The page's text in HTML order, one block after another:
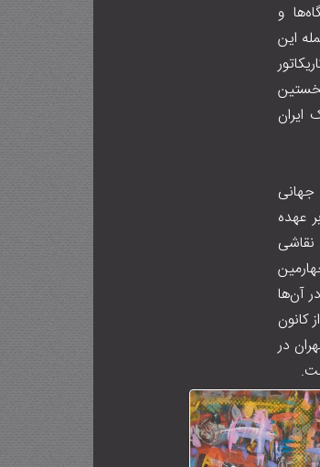
و
این
کاریکاتور
دیپلم افتخار نخستین
ایران
جایزه جهانی
عهده
آن‌ها
مدرک انیمیشن را از کانون
تهران در